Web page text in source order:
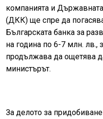
компанията и
(ДКК) ще спре да
Българската банка за
на година по 6-7 млн. лв.,
продължава да ощетява
министърът.
За делото за